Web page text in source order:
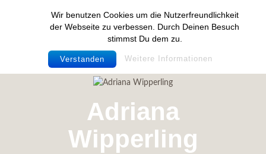
Wir benutzen Cookies um die Nutzerfreundlichkeit
der Webseite zu verbessen. Durch Deinen Besuch
stimmst Du dem zu.
Verstanden Weitere Informationen
Adriana
Wipperling